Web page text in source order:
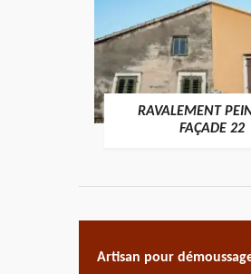
RAVALEMENT
FAÇADE 22
Artisan pour